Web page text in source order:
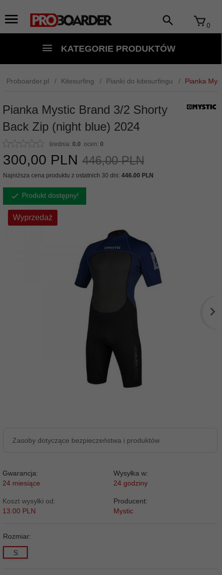
0
KATEGORIE PRODUKTÓW
Proboarder.pl Kitesurfing Pianki do kitesurfingu Pianka
Pianka Mystic Brand 3/2 Shorty
Back Zip (night blue) 2024
średnia: 0.0 ocen: 0
300,00 PLN 446,00 PLN
Najniższa cena produktu z ostatnich 30 dni: 446.00 PLN
Produkt dostępny!
Wyprzedaż
Zasoby dotyczące bezpieczeństwa i produktów
Gwarancja:
24 miesiące
Wysyłka w:
24 godziny
Koszt wysyłki od:
13.00 PLN
Producent:
Mystic
Rozmiar:
S